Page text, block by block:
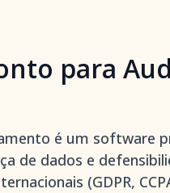
para
é um software
de dados e
(GDPR,